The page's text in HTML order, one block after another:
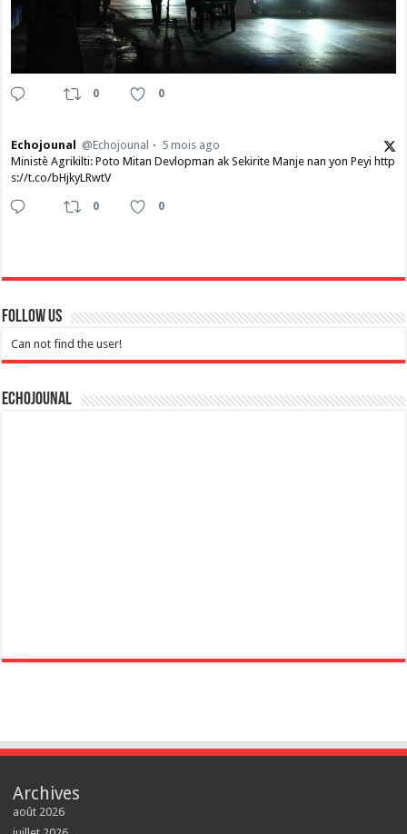
0 0
Echojounal @Echojounal
5 mois ago
Ministè Agrikilti: Poto Mitan Devlopman ak Sekirite Manje nan yon Peyi http
s://t.co/bHjkyLRwtV
0 0
Follow Us
Can not find the user!
Echojounal
Archives
août 2026